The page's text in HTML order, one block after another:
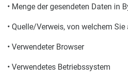
• Menge der gesendeten Daten in
• Quelle/Verweis, von welchem
• Verwendeter Browser
• Verwendetes Betriebssystem